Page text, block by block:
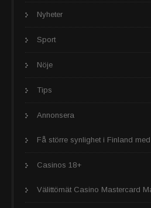
Nyheter
Sport
Nöje
Tips
Annonsera
Få större synlighet i Finland
Casinos 18+
Välittömät Casino Mastercard